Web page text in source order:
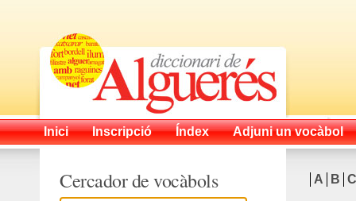
Inici Inscripció Índex Adjuni un vocàbol
A B C
Cercador de vocàbols